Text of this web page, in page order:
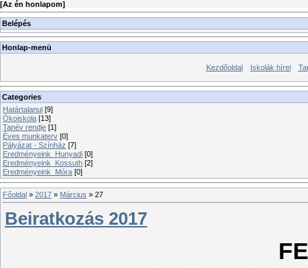
[Az én honlapom]
Belépés
Honlap-menü
Kezdőoldal Iskolák hírei
Categories
Határtalanul [9]
Ökoiskola [13]
Tanév rendje [1]
Éves munkaterv [0]
Pályázat - Színház [7]
Eredményeink_Hunyadi [0]
Eredményeink_Kossuth [2]
Eredményeink_Móra [0]
Főoldal » 2017 » Március » 27
Beiratkozás 2017